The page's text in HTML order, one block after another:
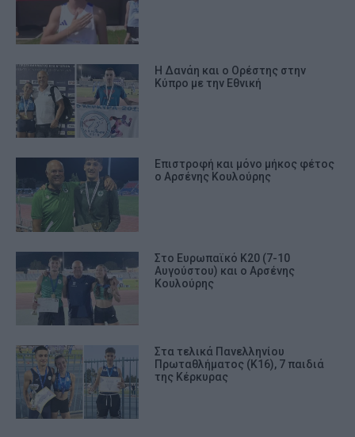
Η Δανάη και ο Ορέστης στην
Κύπρο με την Εθνική
Επιστροφή και μόνο μήκος φέτος
ο Αρσένης Κουλούρης
Στο Ευρωπαϊκό Κ20 (7-10
Αυγούστου) και ο Αρσένης
Κουλούρης
Στα τελικά Πανελληνίου
Πρωταθλήματος (Κ16), 7 παιδιά
της Κέρκυρας